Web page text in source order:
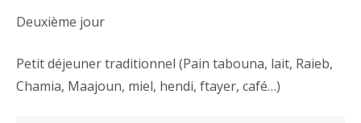
Deuxième jour
Petit déjeuner traditionnel (Pain tabouna, lait, Raieb,
Chamia, Maajoun, miel, hendi, ftayer, café…)